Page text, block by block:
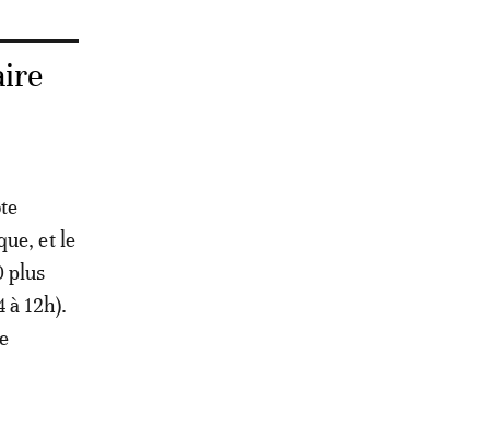
et le
plus
12h).